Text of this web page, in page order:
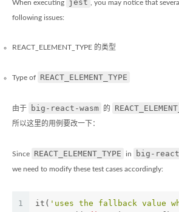
When executing jest , you may notice that
following issues:
REACT_ELEMENT_TYPE 的类型
Type of REACT_ELEMENT_TYPE
由于 big-react-wasm 的
所以这里的用例要改一下：
Since REACT_ELEMENT_TYPE in big-
we need to modify these test cases accordingly:
1
it( 'uses the fallback value